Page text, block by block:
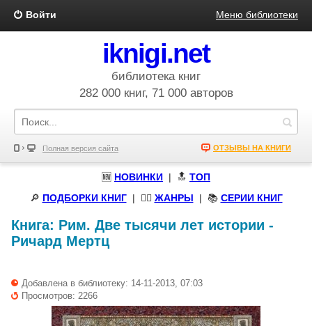
Войти Меню библиотеки
iknigi.net
библиотека книг
282 000 книг, 71 000 авторов
Полная версия сайта ОТЗЫВЫ НА КНИГИ
🆕 НОВИНКИ | 🔝 ТОП
🔎 ПОДБОРКИ КНИГ| 🧝‍♀️ ЖАНРЫ | 📚 СЕРИИ КНИГ
Книга: Рим. Две тысячи лет истории -
Ричард Мертц
Добавлена в библиотеку: 14-11-2013, 07:03
Просмотров: 2266